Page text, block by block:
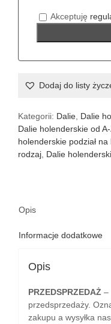
Akceptuję
Dodaj do listy
Kategorii: Dalie Dalie
Dalie holenderskie od
holenderskie podział na
rodzaj Dalie
Opis
Informacje dodatkowe
Opis
PRZEDSPRZEDAŻ –
przedsprzedaży.
zakupu a wysyłka